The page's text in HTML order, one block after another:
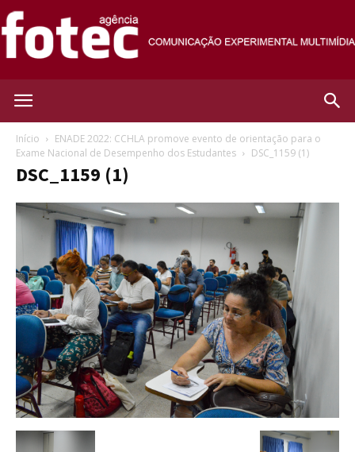
Início
ENADE 2022: CCHLA promove evento de orientação para o
Exame Nacional de Desempenho dos Estudantes
DSC_1159 (1)
DSC_1159 (1)